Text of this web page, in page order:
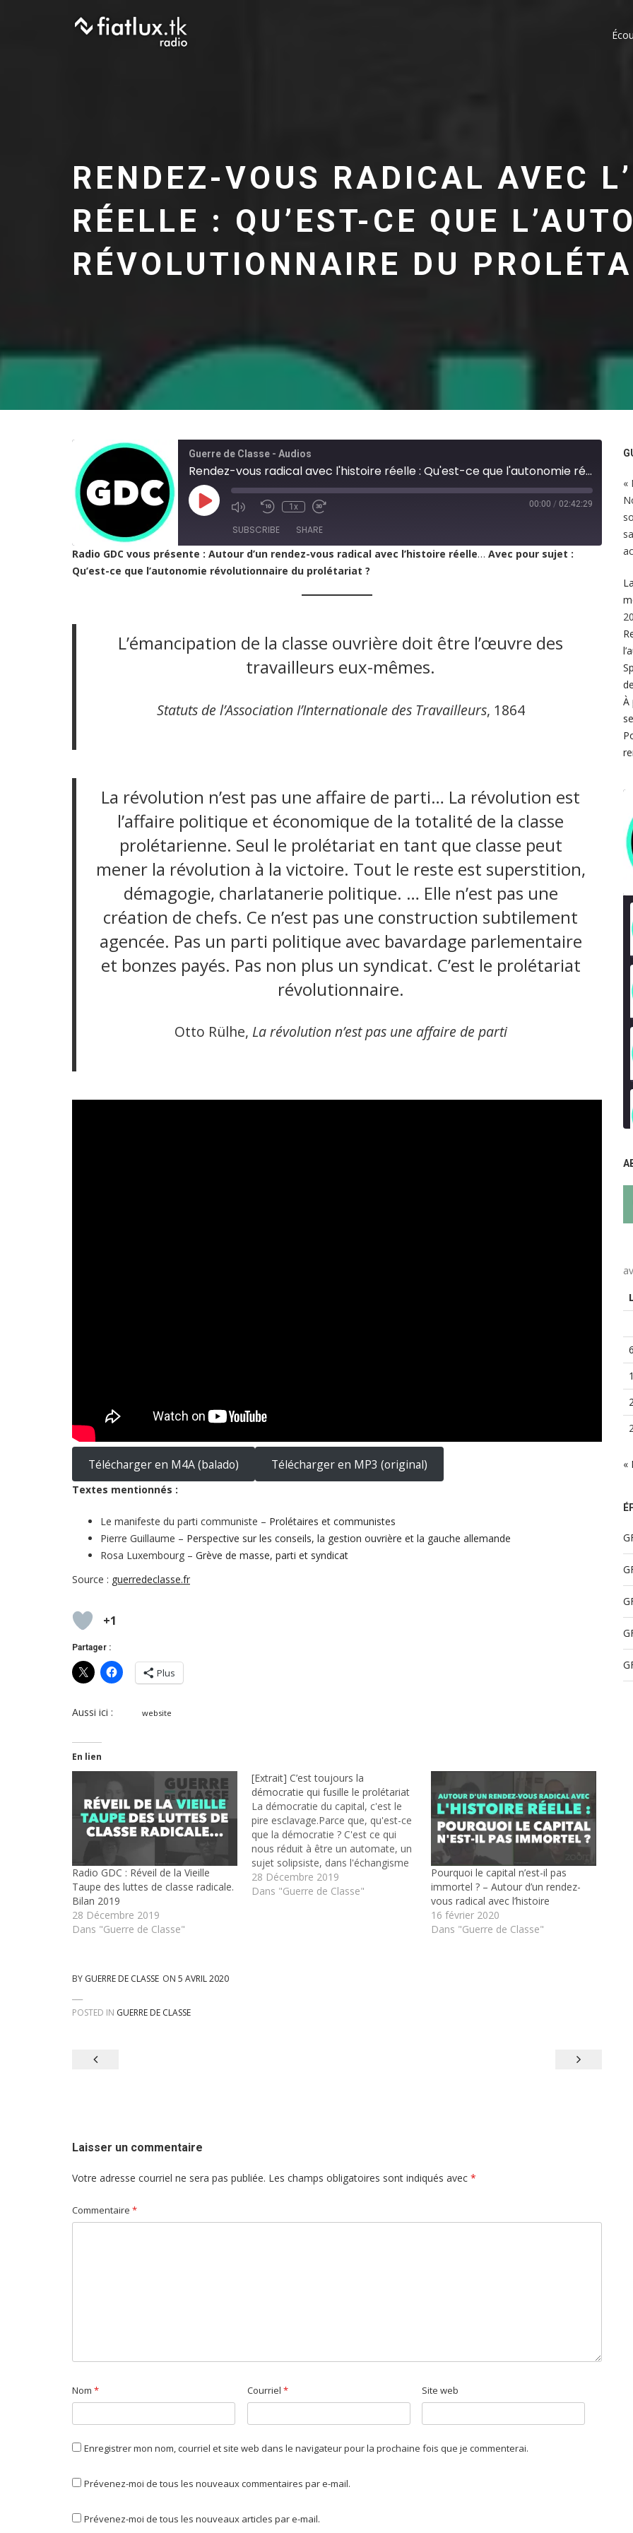
RENDEZ-VOUS RADICAL AVEC
RÉELLE : QU’EST-CE QUE
RÉVOLUTIONNAIRE DU
Guerre de Classe - Audios
Rendez-vous radical avec l'histoire réelle : Qu'est-ce que l'autonomie révolutionnaire du prolétariat ?
Play
Episode
1x 00:00 / 02:42:29
SUBSCRIBE SHARE
SHARE
Radio GDC vous présente : Autour d’un rendez-vous radical avec l’histoire réelle… Avec pour sujet :
Qu’est-ce que l’autonomie révolutionnaire du prolétariat ?
L’émancipation de la classe ouvrière doit être l’œuvre des
travailleurs eux-mêmes.
Statuts de l’Association I’Internationale des Travailleurs, 1864
La révolution n’est pas une affaire de parti… La révolution est
l’affaire politique et économique de la totalité de la classe
prolétarienne. Seul le prolétariat en tant que classe peut
mener la révolution à la victoire. Tout le reste est superstition,
démagogie, charlatanerie politique. … Elle n’est pas une
création de chefs. Ce n’est pas une construction subtilement
agencée. Pas un parti politique avec bavardage parlementaire
et bonzes payés. Pas non plus un syndicat. C’est le prolétariat
révolutionnaire.
Otto Rülhe, La révolution n’est pas une affaire de parti
Télécharger en M4A (balado) Télécharger en MP3 (original)
Textes mentionnés :
Le manifeste du parti communiste – Prolétaires et communistes
Pierre Guillaume – Perspective sur les conseils, la gestion ouvrière et la gauche allemande
Rosa Luxembourg – Grève de masse, parti et syndicat
Source : guerredeclasse.fr
+1
Partager :
Plus
Aussi ici : website
En lien
Radio GDC : Réveil de la Vieille
Taupe des luttes de classe radicale.
Bilan 2019
28 Décembre 2019
Dans "Guerre de Classe"
[Extrait] C’est toujours la
démocratie qui fusille le prolétariat
La démocratie du capital, c'est le
pire esclavage.Parce que, qu'est-ce
que la démocratie ? C'est ce qui
nous réduit à être un automate, un
sujet solipsiste, dans l'échangisme
universel de la valeur d'échange
(politique, syndicale, économique...).
28 Décembre 2019
Dans "Guerre de Classe"
Pourquoi le capital n’est-il pas
immortel ? – Autour d’un rendez-
vous radical avec l’histoire
16 février 2020
Dans "Guerre de Classe"
BY GUERRE DE CLASSE ON 5 AVRIL 2020
POSTED IN GUERRE DE CLASSE
Navigation
Laisser un commentaire
Votre adresse courriel ne sera pas publiée. Les champs obligatoires sont indiqués avec *
Commentaire *
Nom * Courriel * Site web
Enregistrer mon nom, courriel et site web dans le navigateur pour la prochaine fois que je commenterai.
Prévenez-moi de tous les nouveaux commentaires par e-mail.
Prévenez-moi de tous les nouveaux articles par e-mail.
«
À
L
6
«